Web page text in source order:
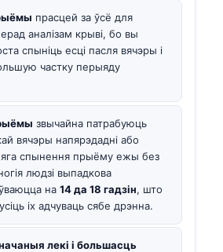
прасцей за ўсё для
аналізам крыві, бо вы
спыніць есці пасля вячэры і
частку перыяду
звычайна патрабуюць
вячэры напярэдадні або
спынення прыёму ежы без
людзі выпадкова
на 14 да 18 гадзін, што
іх адчуваць сябе дрэнна.
лекі і большасць